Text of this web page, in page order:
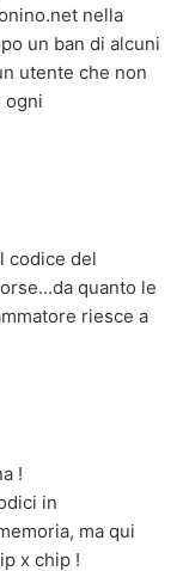
nella
un ban di alcuni
utente che non
ogni
codice del
quanto le
riesce a
!
in
ma qui
x chip !